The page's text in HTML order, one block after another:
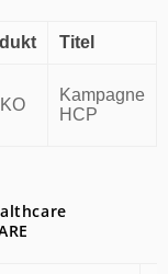
Titel
Kampagne
HCP